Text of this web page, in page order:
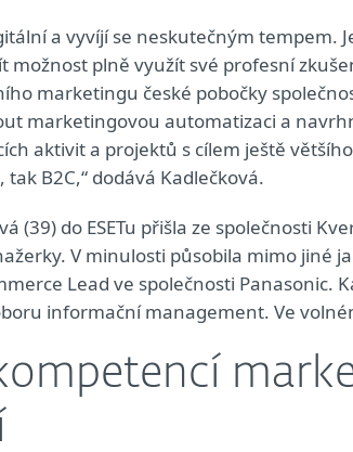
a vyvíjí se neskutečným tempem.
možnost plně využít své profesní
marketingu české pobočky
marketingovou automatizaci a
aktivit a projektů s cílem ještě
B2C,“ dodává Kadlečková.
(39) do ESETu přišla ze společnosti
V minulosti působila mimo jiné
Lead ve společnosti Panasonic.
informační management. Ve